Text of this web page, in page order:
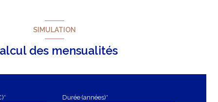
SIMULATION
des mensualités
Durée (années)*